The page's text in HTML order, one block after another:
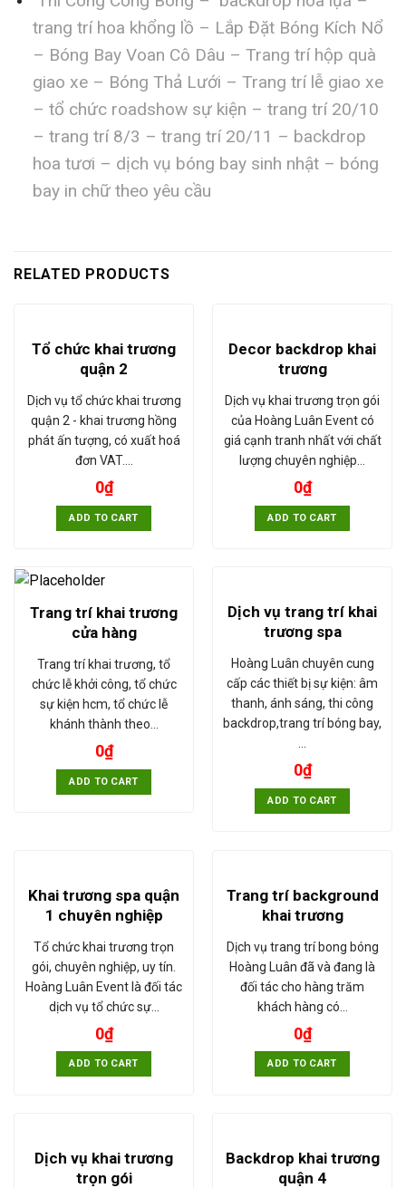
trang trí hoa khổng lồ – Lắp Đặt Bóng Kích Nổ
– Bóng Bay Voan Cô Dâu – Trang trí hộp quà
giao xe – Bóng Thả Lưới – Trang trí lễ giao xe
– tổ chức roadshow sự kiện – trang trí 20/10
– trang trí 8/3 – trang trí 20/11 – backdrop
hoa tươi – dịch vụ bóng bay sinh nhật – bóng
bay in chữ theo yêu cầu
RELATED PRODUCTS
Tổ chức khai trương
quận 2
Dịch vụ tổ chức khai trương
quận 2 - khai trương hồng
phát ấn tượng, có xuất hoá
đơn VAT.…
0₫
ADD TO CART
Decor backdrop khai
trương
Dịch vụ khai trương trọn gói
của Hoàng Luân Event có
giá cạnh tranh nhất với chất
lượng chuyên nghiệp…
0₫
ADD TO CART
Trang trí khai trương
cửa hàng
Trang trí khai trương, tổ
chức lễ khởi công, tổ chức
sự kiện hcm, tổ chức lễ
khánh thành theo…
0₫
ADD TO CART
Dịch vụ trang trí khai
trương spa
Hoàng Luân chuyên cung
cấp các thiết bị sự kiện: âm
thanh, ánh sáng, thi công
backdrop,trang trí bóng bay,
…
0₫
ADD TO CART
Khai trương spa quận
1 chuyên nghiệp
Tổ chức khai trương trọn
gói, chuyên nghiệp, uy tín.
Hoàng Luân Event là đối tác
dịch vụ tổ chức sự…
0₫
ADD TO CART
Trang trí background
khai trương
Dịch vụ trang trí bong bóng
Hoàng Luân đã và đang là
đối tác cho hàng trăm
khách hàng có…
0₫
ADD TO CART
Dịch vụ khai trương
trọn gói
Backdrop khai trương
quận 4